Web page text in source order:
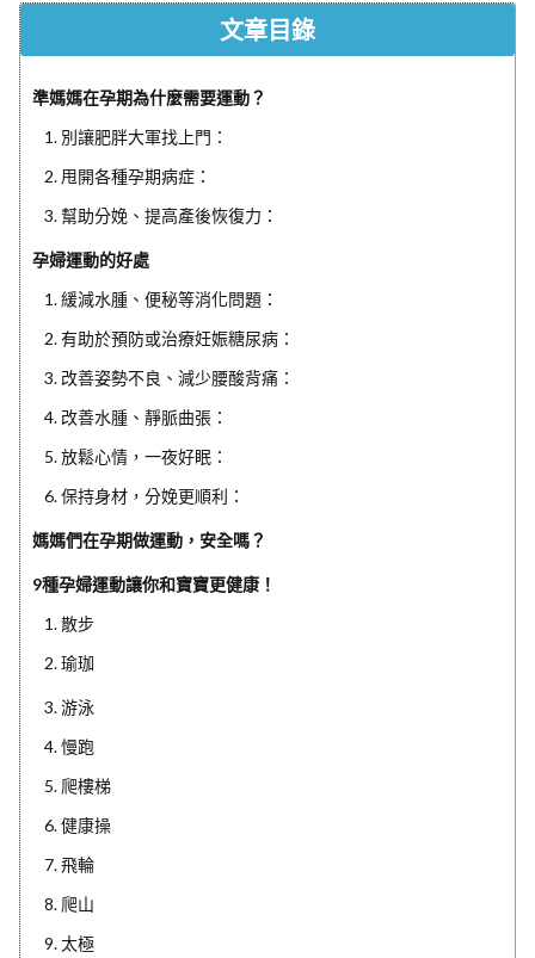
文章目錄
準媽媽在孕期為什麼需要運動？
1. 別讓肥胖大軍找上門：
2. 甩開各種孕期病症：
3. 幫助分娩、提高產後恢復力：
孕婦運動的好處
1. 緩減水腫、便秘等消化問題：
2. 有助於預防或治療妊娠糖尿病：
3. 改善姿勢不良、減少腰酸背痛：
4. 改善水腫、靜脈曲張：
5. 放鬆心情，一夜好眠：
6. 保持身材，分娩更順利：
媽媽們在孕期做運動，安全嗎？
9種孕婦運動讓你和寶寶更健康！
1. 散步
2. 瑜珈
3. 游泳
4. 慢跑
5. 爬樓梯
6. 健康操
7. 飛輪
8. 爬山
9. 太極